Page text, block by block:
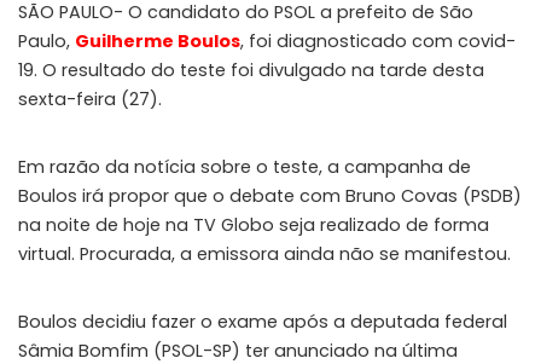
SÃO PAULO- O candidato do PSOL a prefeito de São
Paulo, Guilherme Boulos, foi diagnosticado com covid-
19. O resultado do teste foi divulgado na tarde desta
sexta-feira (27).
Em razão da notícia sobre o teste, a campanha de
Boulos irá propor que o debate com Bruno Covas (PSDB)
na noite de hoje na TV Globo seja realizado de forma
virtual. Procurada, a emissora ainda não se manifestou.
Boulos decidiu fazer o exame após a deputada federal
Sâmia Bomfim (PSOL-SP) ter anunciado na última